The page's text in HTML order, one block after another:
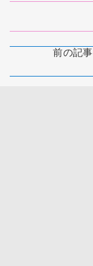
前の記事